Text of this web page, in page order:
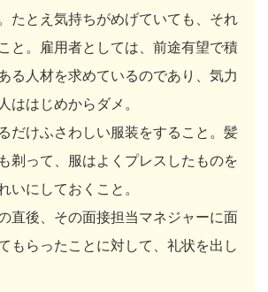
たとえ気持ちがめげていても、それ
と。雇用者としては、前途有望で積
る人材を求めているのであり、気力
ははじめからダメ。
だけふさわしい服装をすること。髪
剃って、服はよくプレスしたものを
いにしておくこと。
直後、その面接担当マネジャーに面
もらったことに対して、礼状を出し